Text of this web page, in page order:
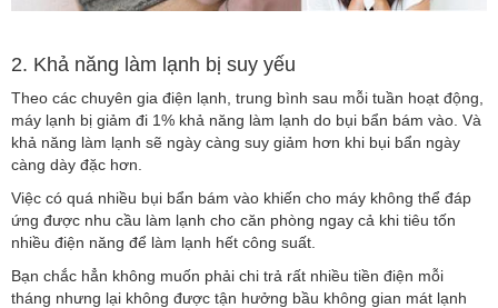
2. Khả năng làm lạnh bị suy yếu
Theo các chuyên gia điện lạnh, trung bình sau mỗi tuần hoạt động,
máy lạnh bị giảm đi 1% khả năng làm lạnh do bụi bẩn bám vào. Và
khả năng làm lạnh sẽ ngày càng suy giảm hơn khi bụi bẩn ngày
càng dày đặc hơn.
Việc có quá nhiều bụi bẩn bám vào khiến cho máy không thể đáp
ứng được nhu cầu làm lạnh cho căn phòng ngay cả khi tiêu tốn
nhiều điện năng để làm lạnh hết công suất.
Bạn chắc hẳn không muốn phải chi trả rất nhiều tiền điện mỗi
tháng nhưng lại không được tận hưởng bầu không gian mát lạnh